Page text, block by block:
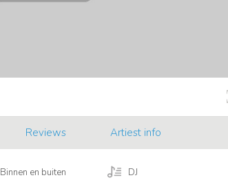
Reviews Artiest info
Binnen en buiten DJ